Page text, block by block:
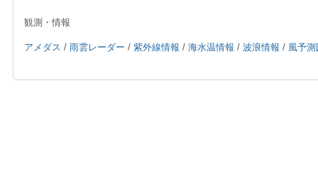
観測・情報
アメダス / 雨雲レーダー / 紫外線情報 / 海水温情報 / 波浪情報 / 風予測